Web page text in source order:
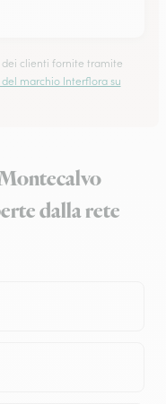
dei clienti fornite tramite
marchio Interflora su
dalla rete